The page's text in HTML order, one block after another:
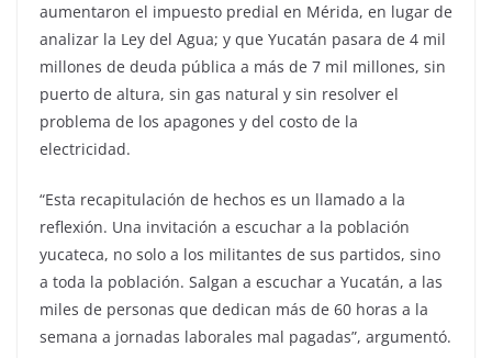
aumentaron el impuesto predial en Mérida, en lugar de
analizar la Ley del Agua; y que Yucatán pasara de 4 mil
millones de deuda pública a más de 7 mil millones, sin
puerto de altura, sin gas natural y sin resolver el
problema de los apagones y del costo de la
electricidad.
“Esta recapitulación de hechos es un llamado a la
reflexión. Una invitación a escuchar a la población
yucateca, no solo a los militantes de sus partidos, sino
a toda la población. Salgan a escuchar a Yucatán, a las
miles de personas que dedican más de 60 horas a la
semana a jornadas laborales mal pagadas”, argumentó.